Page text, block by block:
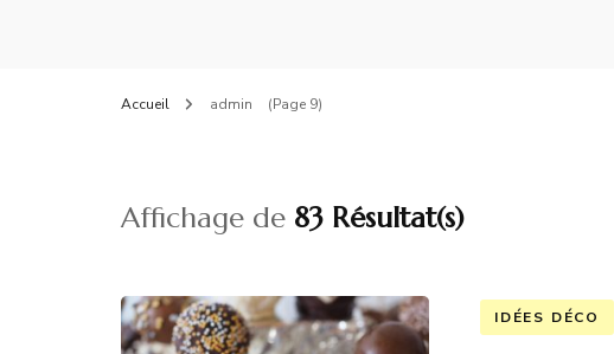
Accueil admin (Page 9)
Affichage de 83 Résultat(s)
IDÉES DÉCO